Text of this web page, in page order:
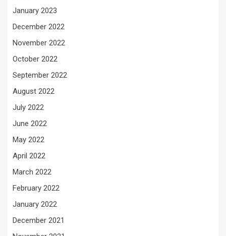
January 2023
December 2022
November 2022
October 2022
September 2022
August 2022
July 2022
June 2022
May 2022
April 2022
March 2022
February 2022
January 2022
December 2021